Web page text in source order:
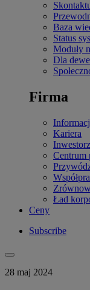
Baza
Status
Moduły
Dla
Firma
Kariera
Centrum
Ład
Ceny
Subscribe
28 maj 2024